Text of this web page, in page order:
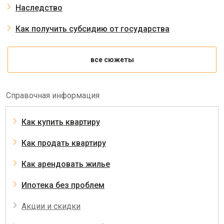
Наследство
Как получить субсидию от государства
все сюжеты
Справочная информация
Как купить квартиру
Как продать квартиру
Как арендовать жилье
Ипотека без проблем
Акции и скидки